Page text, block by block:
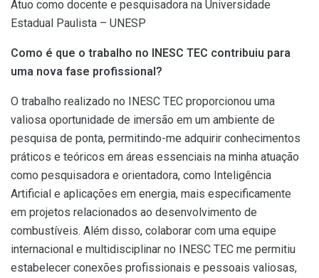
Atuo como docente e pesquisadora na Universidade
Estadual Paulista – UNESP
Como é que o trabalho no INESC TEC contribuiu para
uma nova fase profissional?
O trabalho realizado no INESC TEC proporcionou uma
valiosa oportunidade de imersão em um ambiente de
pesquisa de ponta, permitindo-me adquirir conhecimentos
práticos e teóricos em áreas essenciais na minha atuação
como pesquisadora e orientadora, como Inteligência
Artificial e aplicações em energia, mais especificamente
em projetos relacionados ao desenvolvimento de
combustíveis. Além disso, colaborar com uma equipe
internacional e multidisciplinar no INESC TEC me permitiu
estabelecer conexões profissionais e pessoais valiosas,